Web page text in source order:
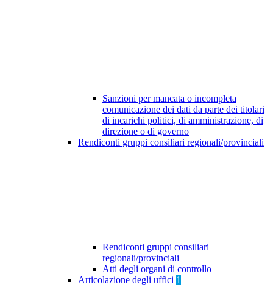
Sanzioni per mancata o incompleta
comunicazione dei dati da parte dei titolari
di incarichi politici, di amministrazione, di
direzione o di governo
Rendiconti gruppi consiliari regionali/provinciali
Rendiconti gruppi consiliari
regionali/provinciali
Atti degli organi di controllo
Articolazione degli uffici 1